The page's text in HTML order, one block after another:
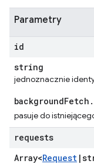
Parametry
id
string
jednoznacznie
pasuje do
requests
Array<Request |